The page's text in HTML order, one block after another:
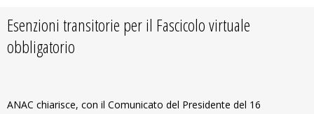
Esenzioni transitorie per il Fascicolo virtuale
obbligatorio
ANAC chiarisce, con il Comunicato del Presidente del 16